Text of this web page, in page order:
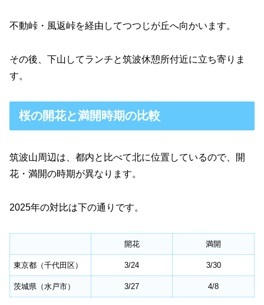
不動峠・風返峠を経由してつつじが丘へ向かいます。
その後、下山してランチと筑波休憩所付近に立ち寄りま
す。
桜の開花と満開時期の比較
筑波山周辺は、都内と比べて北に位置しているので、開
花・満開の時期が異なります。
2025年の対比は下の通りです。
開花 満開
東京都（千代田区） 3/24 3/30
茨城県（水戸市） 3/27 4/8